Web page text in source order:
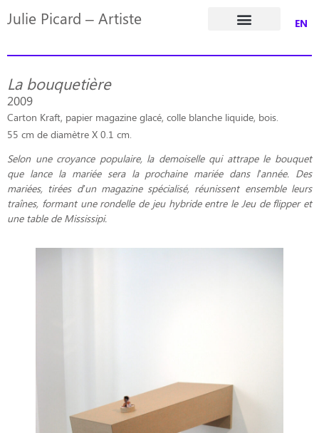
Julie Picard – Artiste EN
La bouquetière
2009
Carton Kraft, papier magazine glacé, colle blanche liquide, bois.
55 cm de diamètre X 0.1 cm.
Selon une croyance populaire, la demoiselle qui attrape le bouquet
que lance la mariée sera la prochaine mariée dans l’année. Des
mariées, tirées d’un magazine spécialisé, réunissent ensemble leurs
traînes, formant une rondelle de jeu hybride entre le Jeu de flipper et
une table de Mississipi.